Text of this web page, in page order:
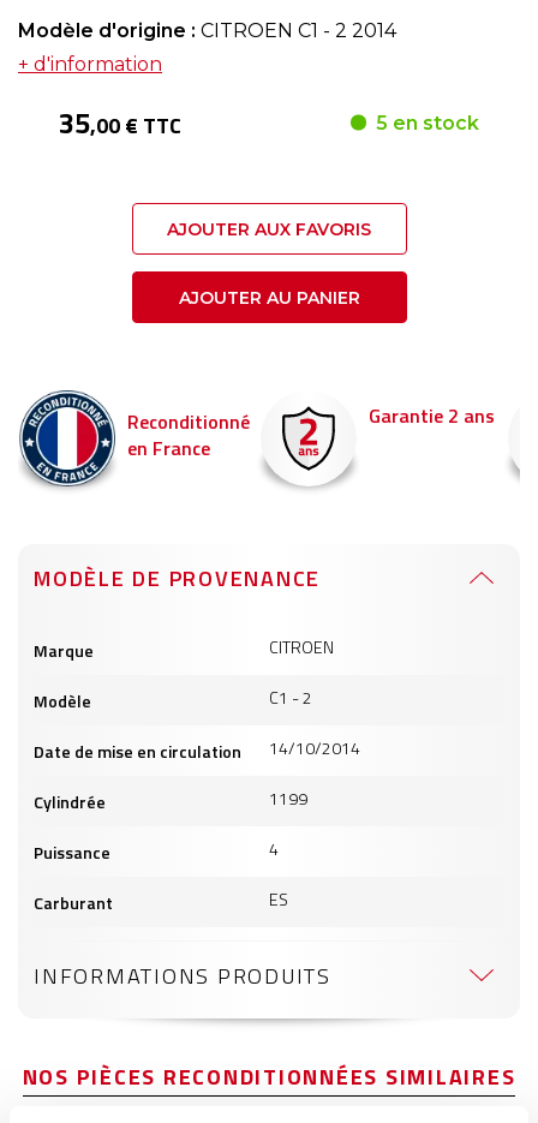
Modèle d'origine : CITROEN C1 - 2 2014
+ d'information
35,00 € TTC 5 en stock
AJOUTER AUX FAVORIS
AJOUTER AU PANIER
Reconditionné
en France
Garantie 2 ans
MODÈLE DE PROVENANCE
produits
Marque CITROEN
Modèle C1 - 2
Date de mise en circulation 14/10/2014
Cylindrée 1199
Puissance 4
Carburant ES
INFORMATIONS PRODUITS
NOS PIÈCES RECONDITIONNÉES SIMILAIRES